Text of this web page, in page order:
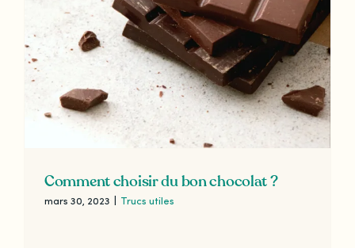
Comment choisir du bon chocolat ?
mars 30, 2023 Trucs utiles